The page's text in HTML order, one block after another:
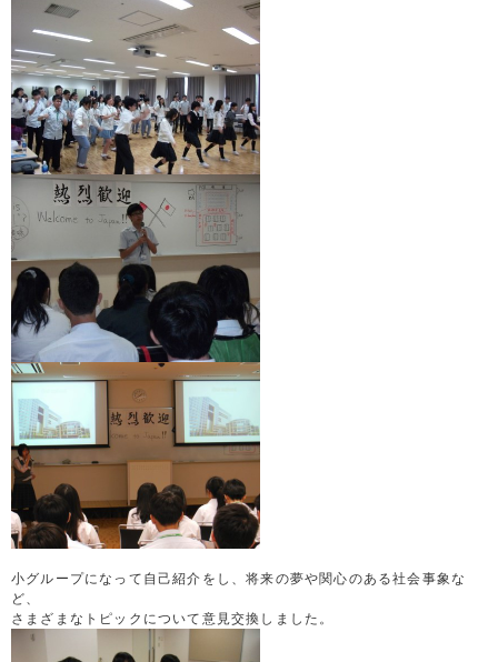
小グループになって自己紹介をし、将来の夢や関心のある社会事象な
ど、
さまざまなトピックについて意見交換しました。